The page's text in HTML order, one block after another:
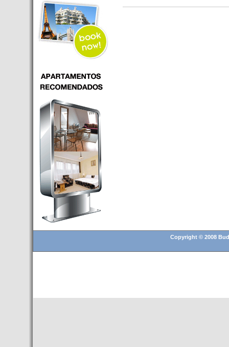
- Inversor para hotel
- Hotel en venta Budapest
- Budapest y Cracovia, las
ciudades de moda en 2018
- Inaugurado en BUDAPEST el
puede ser controlado por
Smarthfones de sus clientes
- HOTEL Moments Budapest,
éste sí es un ‘gran hotel
Budapest’.
- Hoteles en BUDAPEST:
Resultados octubre de 2016,
subida del 15% ocupación y
del 25,6% en el RevPar
- Nuevo Hotel en Budapest
bajo la marca Exe Hotusa
- Transfer Aeropuerto de
BUDAPEST
Copyright © 2008